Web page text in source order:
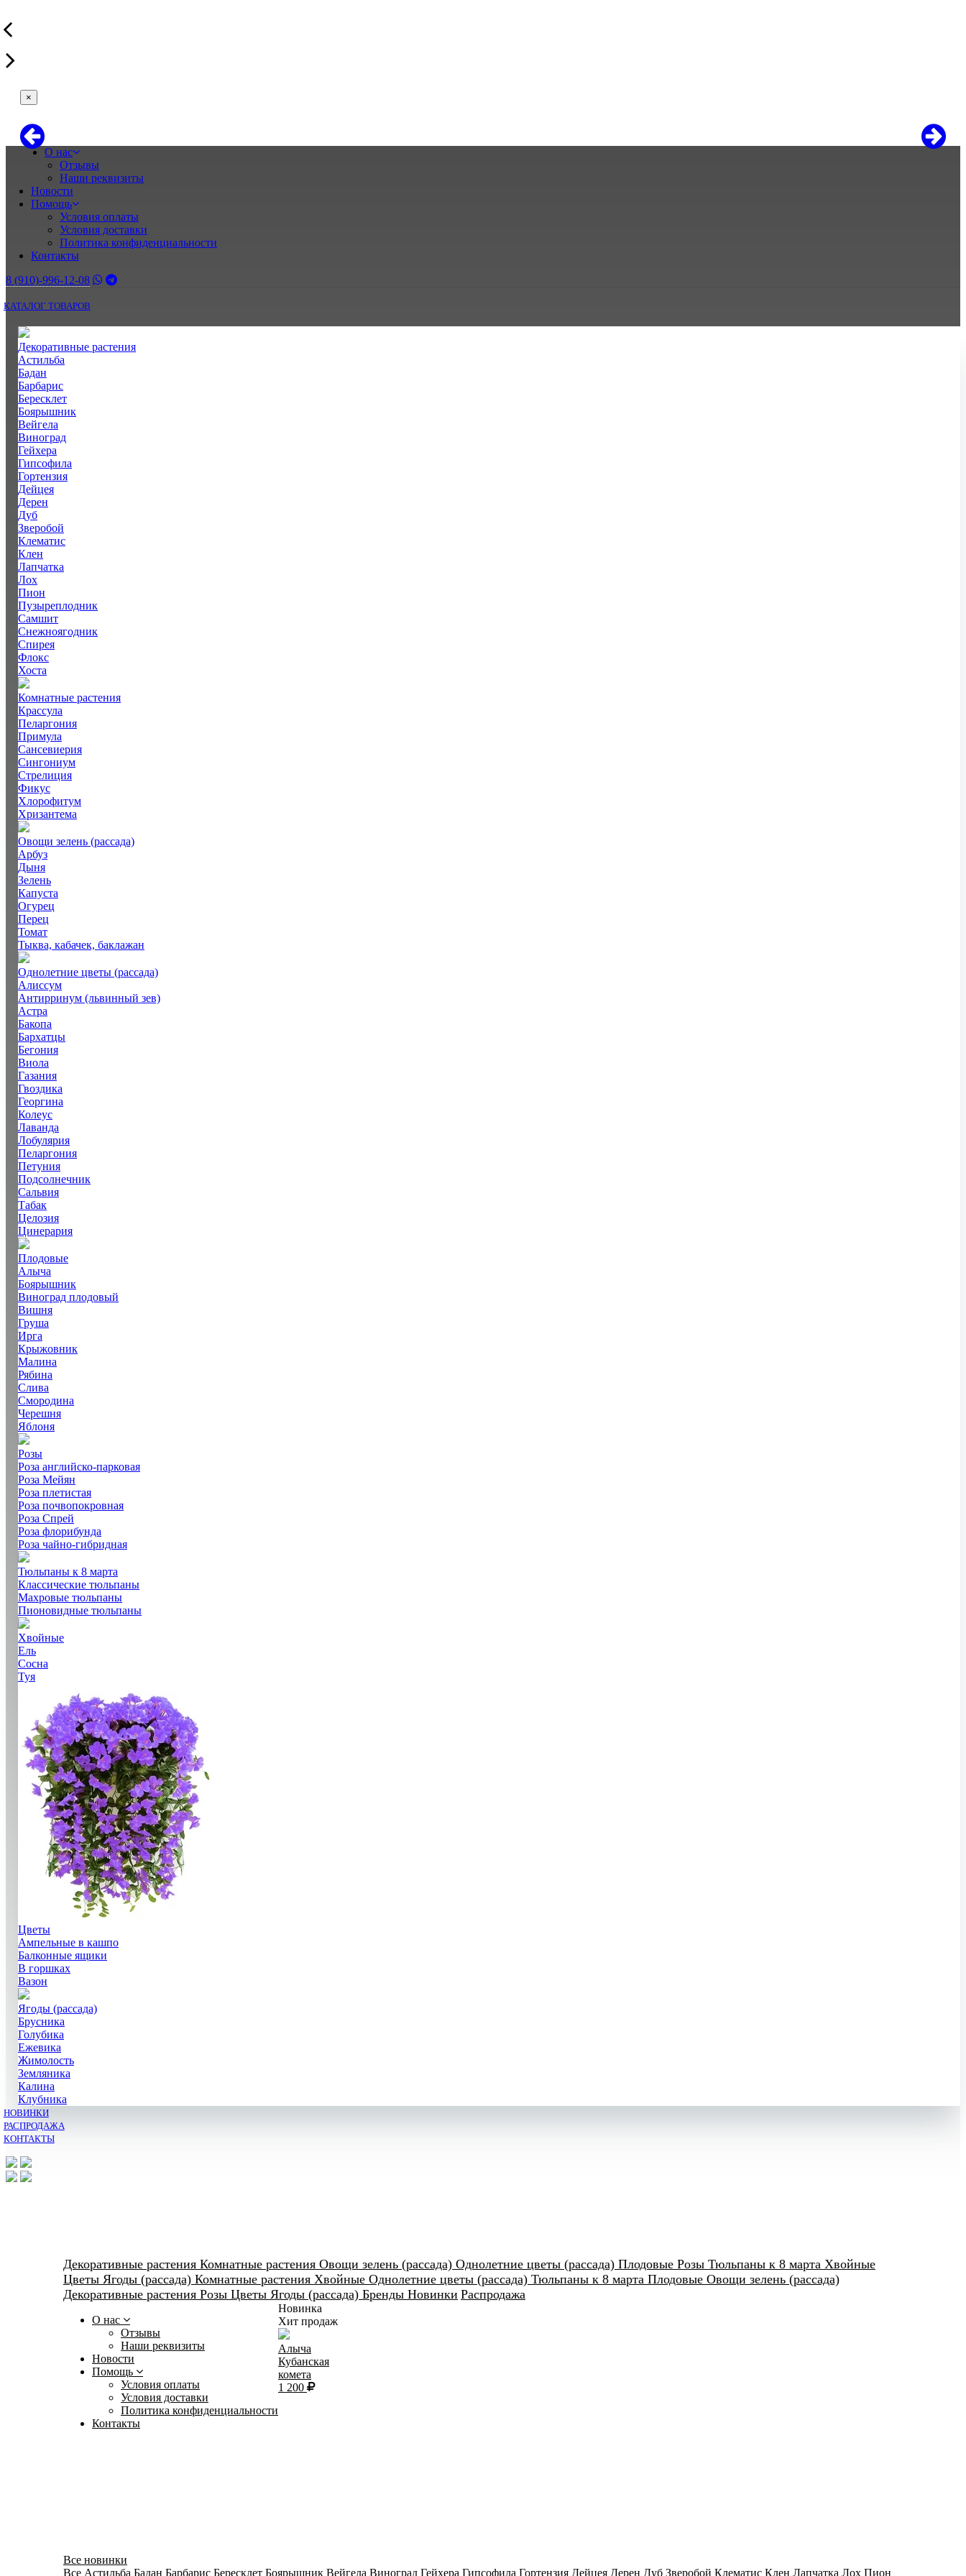
×
О нас
Отзывы
Наши реквизиты
Новости
Помощь
Условия оплаты
Условия доставки
Политика конфиденциальности
Контакты
8 (910)-996-12-08
КАТАЛОГ ТОВАРОВ
Декоративные растения
Астильба
Бадан
Барбарис
Бересклет
Боярышник
Вейгела
Виноград
Гейхера
Гипсофила
Гортензия
Дейцея
Дерен
Дуб
Зверобой
Клематис
Клен
Лапчатка
Лох
Пион
Пузыреплодник
Самшит
Снежноягодник
Спирея
Флокс
Хоста
Комнатные растения
Крассула
Пеларгония
Примула
Сансевиерия
Сингониум
Стрелиция
Фикус
Хлорофитум
Хризантема
Овощи зелень (рассада)
Арбуз
Дыня
Зелень
Капуста
Огурец
Перец
Томат
Тыква, кабачек, баклажан
Однолетние цветы (рассада)
Алиссум
Антирринум (львинный зев)
Астра
Бакопа
Бархатцы
Бегония
Виола
Газания
Гвоздика
Георгина
Колеус
Лаванда
Лобулярия
Пеларгония
Петуния
Подсолнечник
Сальвия
Табак
Целозия
Цинерария
Плодовые
Алыча
Боярышник
Виноград плодовый
Вишня
Груша
Ирга
Крыжовник
Малина
Рябина
Слива
Смородина
Черешня
Яблоня
Розы
Роза английско-парковая
Роза Мейян
Роза плетистая
Роза почвопокровная
Роза Спрей
Роза флорибунда
Роза чайно-гибридная
Тюльпаны к 8 марта
Классические тюльпаны
Махровые тюльпаны
Пионовидные тюльпаны
Хвойные
Ель
Сосна
Туя
Цветы
Ампельные в кашпо
Балконные ящики
В горшках
Вазон
Ягоды (рассада)
Брусника
Голубика
Ежевика
Жимолость
Земляника
Калина
Клубника
НОВИНКИ
РАСПРОДАЖА
КОНТАКТЫ
Декоративные растения Комнатные растения Овощи зелень (рассада) Однолетние цветы (рассада) Плодовые Розы Тюльпаны к 8 марта Хвойные
Цветы Ягоды (рассада) Комнатные растения Хвойные Однолетние цветы (рассада) Тюльпаны к 8 марта Плодовые Овощи зелень (рассада)
Декоративные растения Розы Цветы Ягоды (рассада) Бренды Новинки Распродажа
О нас
Отзывы
Наши реквизиты
Новости
Помощь
Условия оплаты
Условия доставки
Политика конфиденциальности
Контакты
Новинка
Хит продаж
Алыча
Кубанская
комета
1 200
Все новинки
Все Астильба Бадан Барбарис Бересклет Боярышник Вейгела Виноград Гейхера Гипсофила Гортензия Дейцея Дерен Дуб Зверобой Клематис Клен Лапчатка Лох Пион